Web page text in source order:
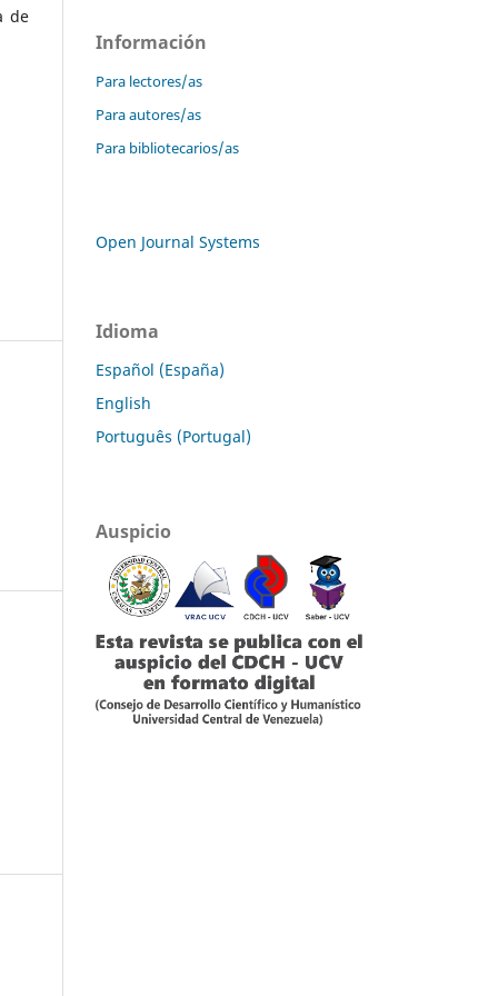
de
Información
Para lectores/as
Para autores/as
Para bibliotecarios/as
Open Journal Systems
Idioma
Español (España)
English
Português (Portugal)
Auspicio